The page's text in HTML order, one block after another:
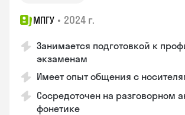
МПГУ • 2024 г.
Занимается подготовкой к
экзаменам
Имеет опыт общения с
Сосредоточен на разговорном
фонетике